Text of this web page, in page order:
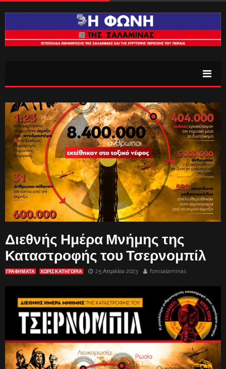
Διεθνής Ημέρα Μνήμης της
Καταστροφής του Τσερνομπίλ
ΓΡΑΦΗΜΑΤΑ ΧΩΡΊΣ ΚΑΤΗΓΟΡΊΑ 25 Απριλίου 2023 fonisalaminas